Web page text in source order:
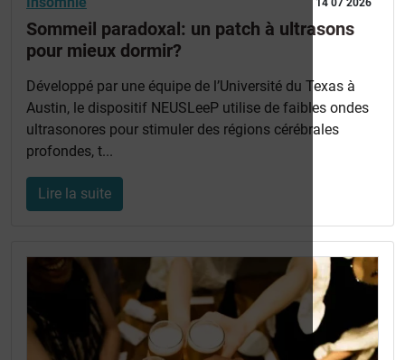
14 07 2026
Sommeil paradoxal: un patch à ultrasons
pour mieux dormir?
Développé par une équipe de l’Université du Texas à
Austin, le dispositif NEUSLeeP utilise de faibles ondes
ultrasonores pour stimuler des régions cérébrales
profondes, t...
Lire la suite